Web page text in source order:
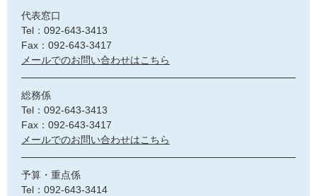
代表窓口
Tel：092-643-3413
Fax：092-643-3417
メールでのお問い合わせはこちら
総務係
Tel：092-643-3413
Fax：092-643-3417
メールでのお問い合わせはこちら
予算・重点係
Tel：092-643-3414